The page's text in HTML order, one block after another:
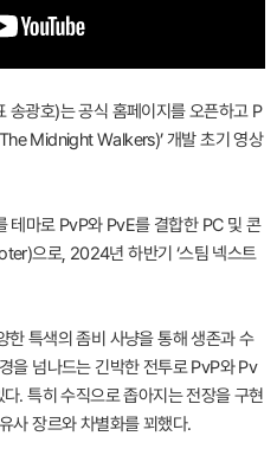
송광호)는 공식 홈페이지를 오픈하고 P
Midnight Walke‌rs)’ 개발 초기 영상
테마로 PvP와 PvE를 결합한 PC 및 콘
으로, 2024년 하반기 ‘스팀 넥스트
한 특색의 좀비 사냥을 통해 생존과 수
을 넘나드는 긴박한 전투로 PvP와 Pv
. 특히 수직으로 좁아지는 전장을 구현
사 장르와 차별화를 꾀했다.